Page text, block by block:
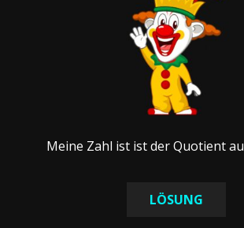
Meine Zahl ist ist der Quotient
LÖSUNG